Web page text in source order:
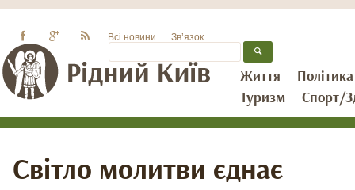
Життя
Політика
Туризм
Спорт/
Всі новини Зв’язок
Світло молитви єднає